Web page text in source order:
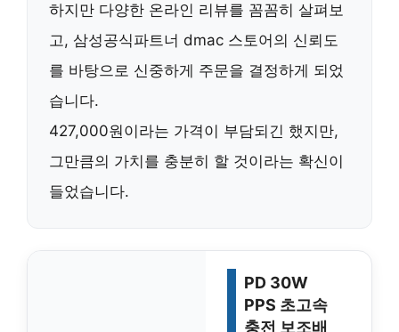
하지만 다양한 온라인 리뷰를 꼼꼼히 살펴보
고, 삼성공식파트너 dmac 스토어의 신뢰도
를 바탕으로 신중하게 주문을 결정하게 되었
습니다.
427,000원이라는 가격이 부담되긴 했지만,
그만큼의 가치를 충분히 할 것이라는 확신이
들었습니다.
PD 30W
PPS 초고속
충전 보조배